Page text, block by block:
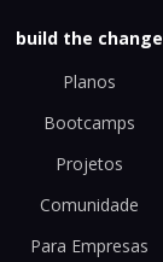
build the change
Planos
Bootcamps
Projetos
Comunidade
Para Empresas